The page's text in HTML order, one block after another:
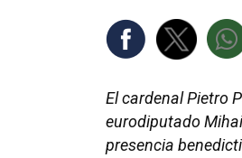
El cardenal Pietro
eurodiputado
presencia